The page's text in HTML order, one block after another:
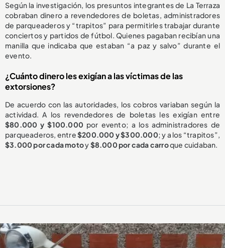
Según la investigación, los presuntos integrantes de La Terraza
cobraban dinero a revendedores de boletas, administradores
de parqueaderos y “trapitos” para permitirles trabajar durante
conciertos y partidos de fútbol. Quienes pagaban recibían una
manilla que indicaba que estaban “a paz y salvo” durante el
evento.
¿Cuánto dinero les exigían a las víctimas de las
extorsiones?
De acuerdo con las autoridades, los cobros variaban según la
actividad. A los revendedores de boletas les exigían entre
$80.000 y $100.000 por evento; a los administradores de
parqueaderos, entre$200.000 y $300.000; y a los “trapitos”,
$3.000 por cada motoy$8.000 por cada carroque cuidaban.